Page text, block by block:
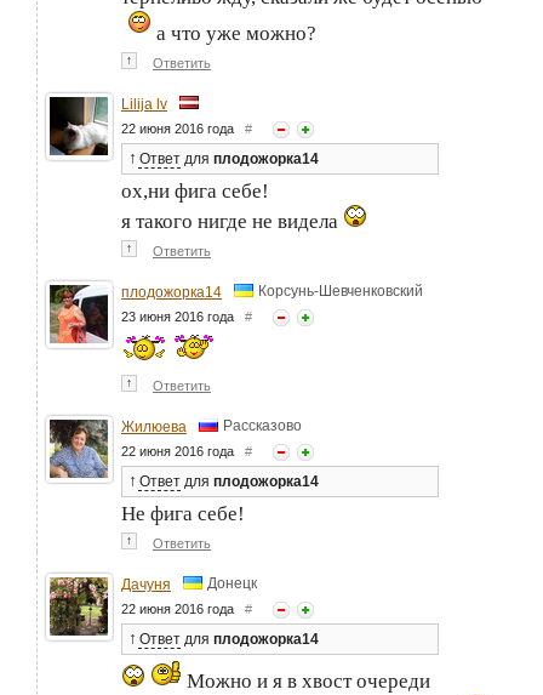
а что уже можно?
↑ Ответить
Lilija lv
22 июня 2016 года #
↑ Ответ для плодожорка14
ох,ни фига себе!
я такого нигде не видела
↑ Ответить
плодожорка14 Корсунь-Шевченковский
23 июня 2016 года #
↑ Ответить
Жилюева Рассказово
22 июня 2016 года #
↑ Ответ для плодожорка14
Не фига себе!
↑ Ответить
Дачуня Донецк
22 июня 2016 года #
↑ Ответ для плодожорка14
Можно и я в хвост очереди